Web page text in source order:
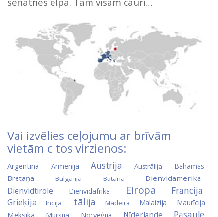
senatnes elpa. Tam visam cauri…
Vai izvēlies ceļojumu ar brīvām
vietām citos virzienos:
Argentīna Armēnija Austrija Austrālija Bahamas
Bretaņa Bulgārija Butāna Dienvidamerika
Dienvidtirole Dienvidāfrika Eiropa Francija
Grieķija Indija Itālija Madeira Malaizija Maurīcija
Meksika Mursija Norvēģija Nīderlande Pasaule